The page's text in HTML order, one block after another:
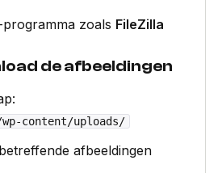
zoals FileZilla
de afbeeldingen
content/uploads/
afbeeldingen